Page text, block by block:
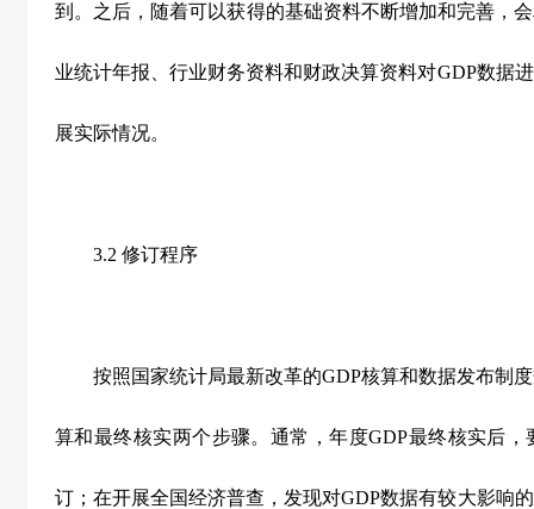
到。之后，随着可以获得的基础资料不断增加和完善，
业统计年报、行业财务资料和财政决算资料对GDP数据
展实际情况。
3.2 修订程序
按照国家统计局最新改革的GDP核算和数据发布制度
算和最终核实两个步骤。通常，年度GDP最终核实后
订；在开展全国经济普查，发现对GDP数据有较大影响